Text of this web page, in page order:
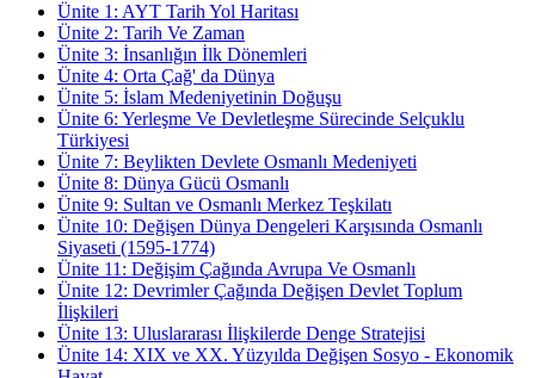
Ünite 1 : AYT Tarih Yol Haritası
Ünite 2: Tarih Ve Zaman
Ünite 3: İnsanlığın İlk Dönemleri
Ünite 4: Orta Çağ' da Dünya
Ünite 5: İslam Medeniyetinin Doğuşu
Ünite 6: Yerleşme Ve Devletleşme Sürecinde Selçuklu
Türkiyesi
Ünite 7: Beylikten Devlete Osmanlı Medeniyeti
Ünite 8: Dünya Gücü Osmanlı
Ünite 9: Sultan ve Osmanlı Merkez Teşkilatı
Ünite 10: Değişen Dünya Dengeleri Karşısında Osmanlı
Siyaseti (1595-1774)
Ünite 11 : Değişim Çağında Avrupa Ve Osmanlı
Ünite 12: Devrimler Çağında Değişen Devlet Toplum
İlişkileri
Ünite 13: Uluslararası İlişkilerde Denge Stratejisi
Ünite 14: XIX ve XX. Yüzyılda Değişen Sosyo - Ekonomik